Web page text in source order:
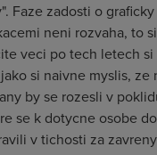
Faze zadosti o
neni rozvaha, to
veci po tech letech si
si naivne myslis,
by se rozesli v
se k dotycne osobe
v tichosti za